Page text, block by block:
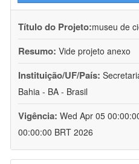
Título do Projeto:museu de
Resumo: Vide projeto anexo
Instituição/UF/País:
Bahia - BA - Brasil
Vigência: Wed Apr 05
00:00:00 BRT 2026